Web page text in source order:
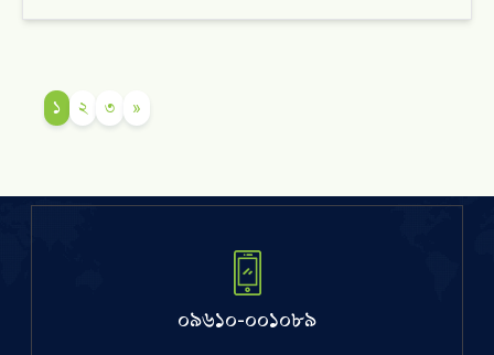
১ ২ ৩ »
০৯৬১০-০০১০৮৯